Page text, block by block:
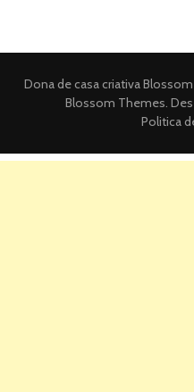
Dona de casa criativaBlossom
Blossom Themes.
Politica